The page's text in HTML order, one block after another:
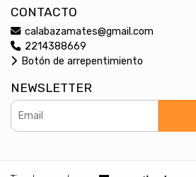
CONTACTO
calabazamates@gmail.com
2214388669
Botón de arrepentimiento
NEWSLETTER